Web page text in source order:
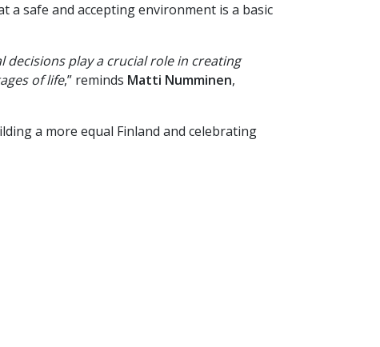
safe and accepting environment is a basic
decisions play a crucial role in creating
of life,” reminds Matti Numminen,
a more equal Finland and celebrating